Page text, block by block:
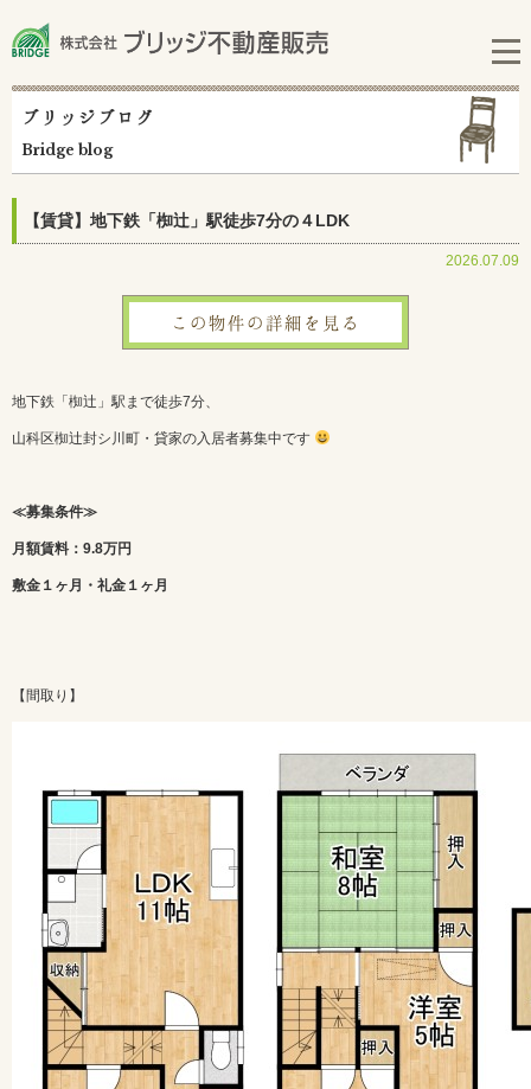
ブリッジブログ
Bridge blog
【賃貸】地下鉄「椥辻」駅徒歩7分の４LDK
2026.07.09
この物件の詳細を見る
地下鉄「椥辻」駅まで徒歩7分、
山科区椥辻封シ川町・貸家の入居者募集中です
≪募集条件≫
月額賃料：9.8万円
敷金１ヶ月・礼金１ヶ月
【間取り】